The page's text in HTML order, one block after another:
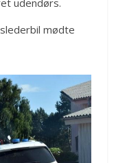
udendørs.
mødte